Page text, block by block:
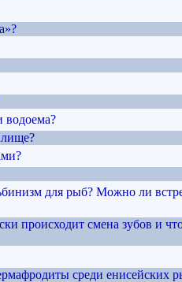
водоема?
для рыб? Можно ли
происходит смена зубов и
среди енисейских